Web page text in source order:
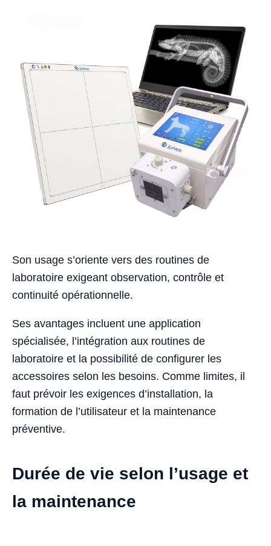
Son usage s’oriente vers des routines de
laboratoire exigeant observation, contrôle et
continuité opérationnelle.
Ses avantages incluent une application
spécialisée, l’intégration aux routines de
laboratoire et la possibilité de configurer les
accessoires selon les besoins. Comme limites, il
faut prévoir les exigences d’installation, la
formation de l’utilisateur et la maintenance
préventive.
Durée de vie selon l’usage et
la maintenance